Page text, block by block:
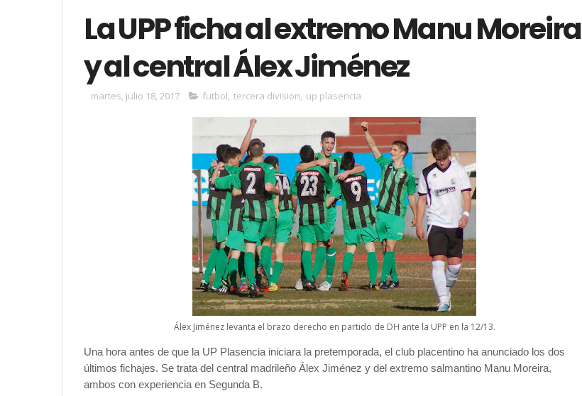
La UPP ficha al extremo Manu Moreira
y al central Álex Jiménez
martes, julio 18, 2017 futbol, tercera division, up plasencia
Álex Jiménez levanta el brazo derecho en partido de DH ante la UPP en la 12/13.
Una hora antes de que la UP Plasencia iniciara la pretemporada, el club placentino ha anunciado los dos
últimos fichajes. Se trata del central madrileño Álex Jiménez y del extremo salmantino Manu Moreira,
ambos con experiencia en Segunda B.